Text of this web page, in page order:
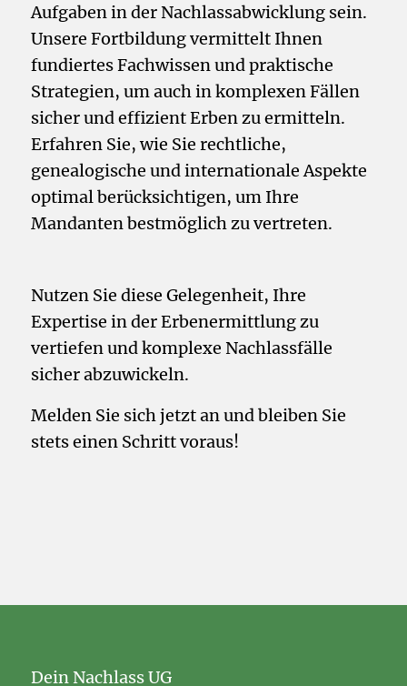
Aufgaben in der Nachlassabwicklung sein.
Unsere Fortbildung vermittelt Ihnen
fundiertes Fachwissen und praktische
Strategien, um auch in komplexen Fällen
sicher und effizient Erben zu ermitteln.
Erfahren Sie, wie Sie rechtliche,
genealogische und internationale Aspekte
optimal berücksichtigen, um Ihre
Mandanten bestmöglich zu vertreten.
Nutzen Sie diese Gelegenheit, Ihre
Expertise in der Erbenermittlung zu
vertiefen und komplexe Nachlassfälle
sicher abzuwickeln.
Melden Sie sich jetzt an und bleiben Sie
stets einen Schritt voraus!
Dein Nachlass UG